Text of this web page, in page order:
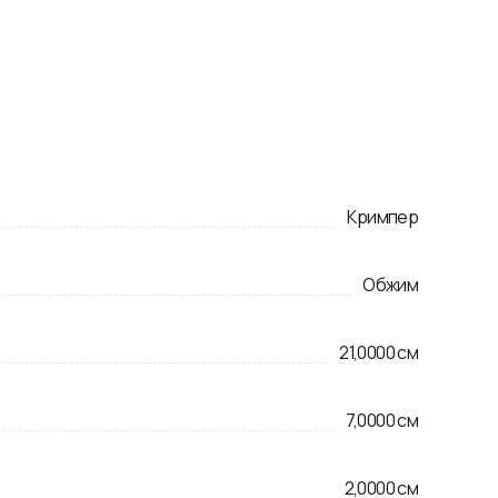
Кримпер
Обжим
21,0000см
7,0000см
2,0000см